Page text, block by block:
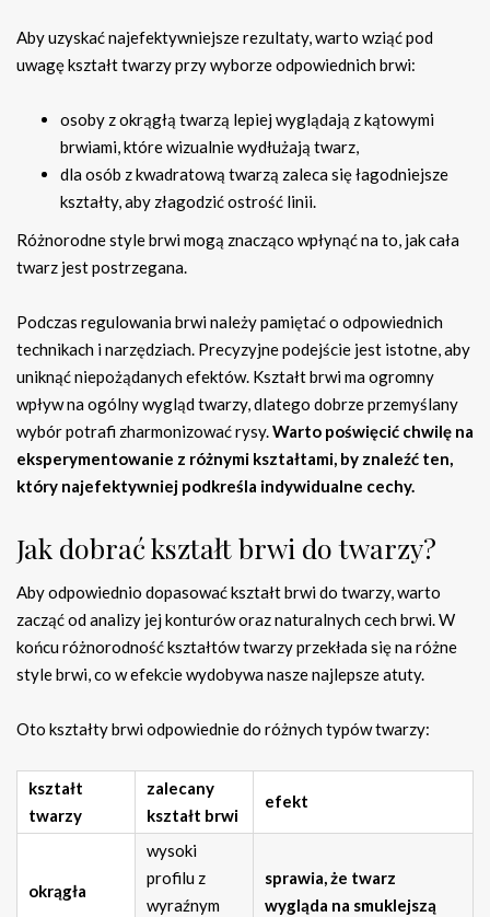
Aby uzyskać najefektywniejsze rezultaty, warto wziąć pod
uwagę kształt twarzy przy wyborze odpowiednich brwi:
osoby z okrągłą twarzą lepiej wyglądają z kątowymi
brwiami, które wizualnie wydłużają twarz,
dla osób z kwadratową twarzą zaleca się łagodniejsze
kształty, aby złagodzić ostrość linii.
Różnorodne style brwi mogą znacząco wpłynąć na to, jak cała
twarz jest postrzegana.
Podczas regulowania brwi należy pamiętać o odpowiednich
technikach i narzędziach. Precyzyjne podejście jest istotne, aby
uniknąć niepożądanych efektów. Kształt brwi ma ogromny
wpływ na ogólny wygląd twarzy, dlatego dobrze przemyślany
wybór potrafi zharmonizować rysy.Warto poświęcić chwilę na
eksperymentowanie z różnymi kształtami, by znaleźć ten,
który najefektywniej podkreśla indywidualne cechy.
Jak dobrać kształt brwi do twarzy?
Aby odpowiednio dopasować kształt brwi do twarzy, warto
zacząć od analizy jej konturów oraz naturalnych cech brwi. W
końcu różnorodność kształtów twarzy przekłada się na różne
style brwi, co w efekcie wydobywa nasze najlepsze atuty.
Oto kształty brwi odpowiednie do różnych typów twarzy:
kształt
twarzy
zalecany
kształt brwi
efekt
okrągła
wysoki
profilu z
wyraźnym
sprawia, że twarz
wygląda na smuklejszą